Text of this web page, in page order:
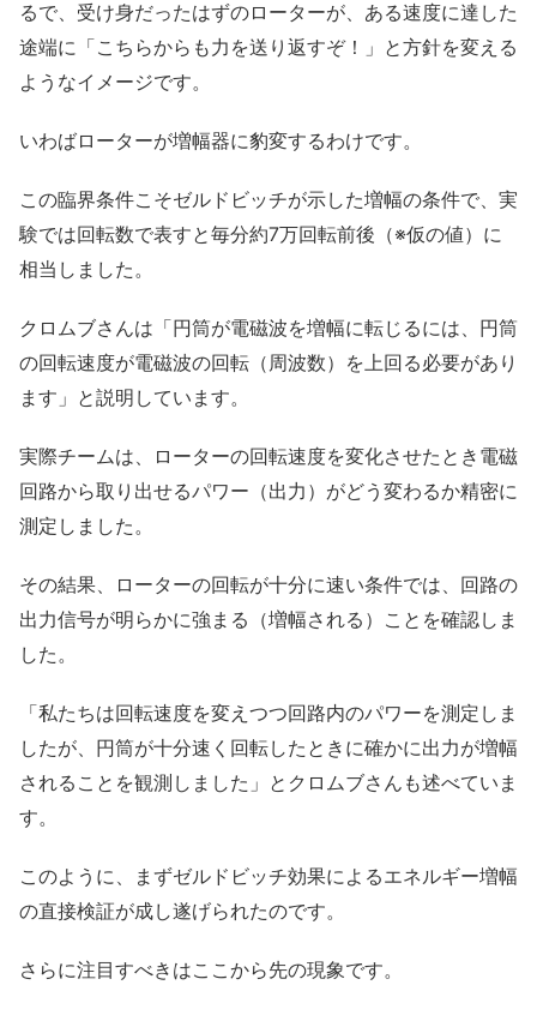
るで、受け身だったはずのローターが、ある速度に達した
途端に「こちらからも力を送り返すぞ！」と方針を変える
ようなイメージです。
いわばローターが増幅器に豹変するわけです。
この臨界条件こそゼルドビッチが示した増幅の条件で、実
験では回転数で表すと毎分約7万回転前後（※仮の値）に
相当しました。
クロムブさんは「円筒が電磁波を増幅に転じるには、円筒
の回転速度が電磁波の回転（周波数）を上回る必要があり
ます」と説明しています。
実際チームは、ローターの回転速度を変化させたとき電磁
回路から取り出せるパワー（出力）がどう変わるか精密に
測定しました。
その結果、ローターの回転が十分に速い条件では、回路の
出力信号が明らかに強まる（増幅される）ことを確認しま
した。
「私たちは回転速度を変えつつ回路内のパワーを測定しま
したが、円筒が十分速く回転したときに確かに出力が増幅
されることを観測しました」とクロムブさんも述べていま
す。
このように、まずゼルドビッチ効果によるエネルギー増幅
の直接検証が成し遂げられたのです。
さらに注目すべきはここから先の現象です。